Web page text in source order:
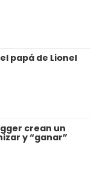
papá de Lionel
crean un
y “ganar”